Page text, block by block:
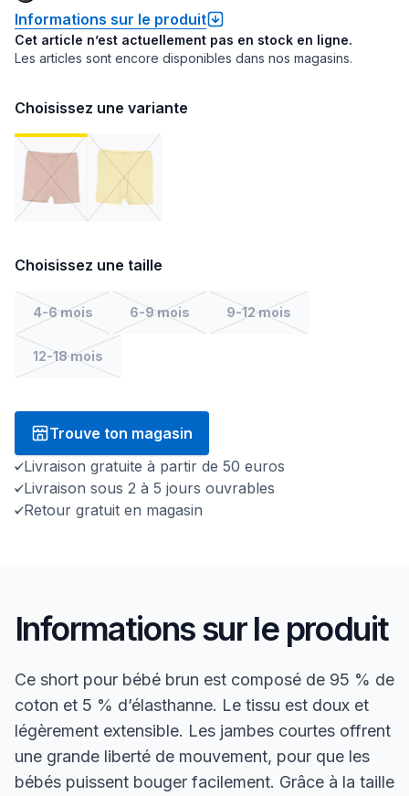
Informations sur le produit
Cet article n’est actuellement pas en stock en ligne.
Les articles sont encore disponibles dans nos magasins.
Choisissez une variante
Choisissez une taille
4-6 mois 6-9 mois 9-12 mois
12-18 mois
Trouve ton magasin
Livraison gratuite à partir de 50 euros
Livraison sous 2 à 5 jours ouvrables
Retour gratuit en magasin
Informations sur le produit
Ce short pour bébé brun est composé de 95 % de
coton et 5 % d’élasthanne. Le tissu est doux et
légèrement extensible. Les jambes courtes offrent
une grande liberté de mouvement, pour que les
bébés puissent bouger facilement. Grâce à la taille